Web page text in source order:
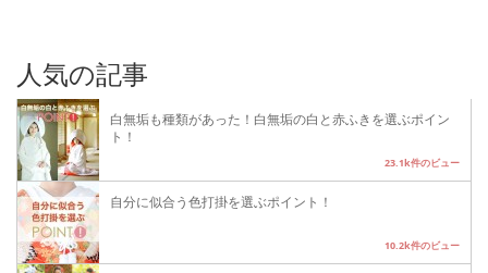
人気の記事
白無垢も種類があった！白無垢の白と赤ふきを選ぶポイン
ト！
23.1k件のビュー
自分に似合う色打掛を選ぶポイント！
10.2k件のビュー